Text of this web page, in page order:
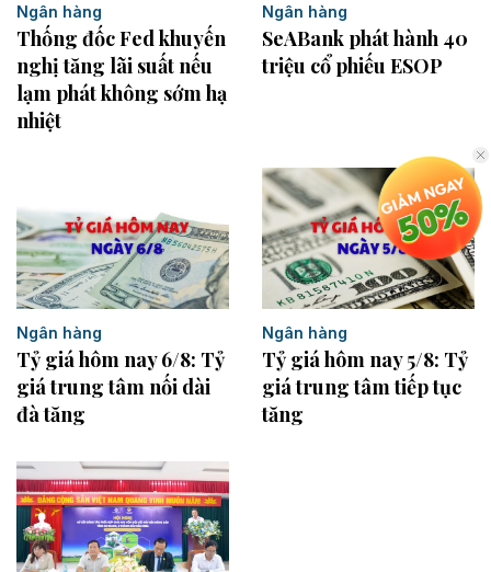
Ngân hàng
Thống đốc Fed khuyến
nghị tăng lãi suất nếu
lạm phát không sớm hạ
nhiệt
Ngân hàng
SeABank phát hành 40
triệu cổ phiếu ESOP
Ngân hàng
Tỷ giá hôm nay 6/8: Tỷ
giá trung tâm nối dài
đà tăng
Ngân hàng
Tỷ giá hôm nay 5/8: Tỷ
giá trung tâm tiếp tục
tăng